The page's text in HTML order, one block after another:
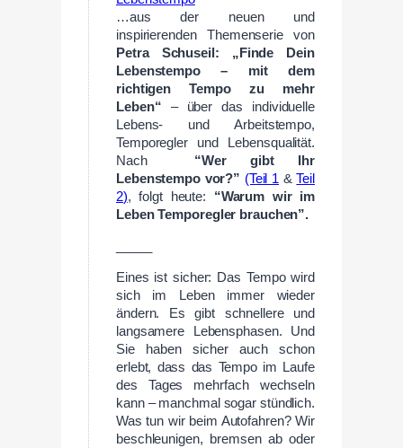
…aus der neuen und
inspirierenden Themenserie von
Petra Schuseil: „Finde Dein
Lebenstempo – mit dem
richtigen Tempo zu mehr
Leben“ – über das individuelle
Lebens- und Arbeitstempo,
Temporegler und Lebensqualität.
Nach “Wer gibt Ihr
Lebenstempo vor?” (Teil 1 &Teil
2), folgt heute: “Warum wir im
Leben Temporegler brauchen”.
Eines ist sicher: Das Tempo wird
sich im Leben immer wieder
ändern. Es gibt schnellere und
langsamere Lebensphasen. Und
Sie haben sicher auch schon
erlebt, dass das Tempo im Laufe
des Tages mehrfach wechseln
kann – manchmal sogar stündlich.
Was tun wir beim Autofahren? Wir
beschleunigen, bremsen ab oder